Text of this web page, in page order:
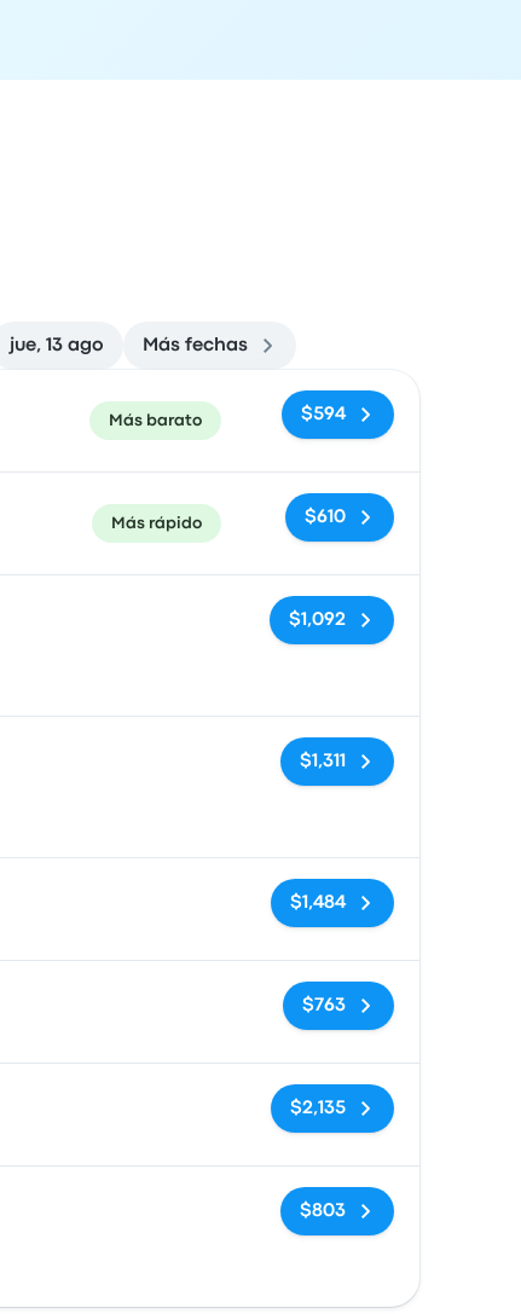
jue, 13 ago Más fechas
Más barato $594
Más rápido $610
Sin etiquetas
$1,092
Sin etiquetas
$1,311
Sin etiquetas
$1,484
Sin etiquetas
$763
Sin etiquetas
$2,135
Sin etiquetas
$803